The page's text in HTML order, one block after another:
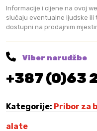
s
k
a
r
e
n
l
o
Informacije i cijene na ovoj
slučaju eventualne ljudske ili
dostupni na prodajnim
Viber narudžbe
+387 (0)63
Kategorije: Pribor za
alate